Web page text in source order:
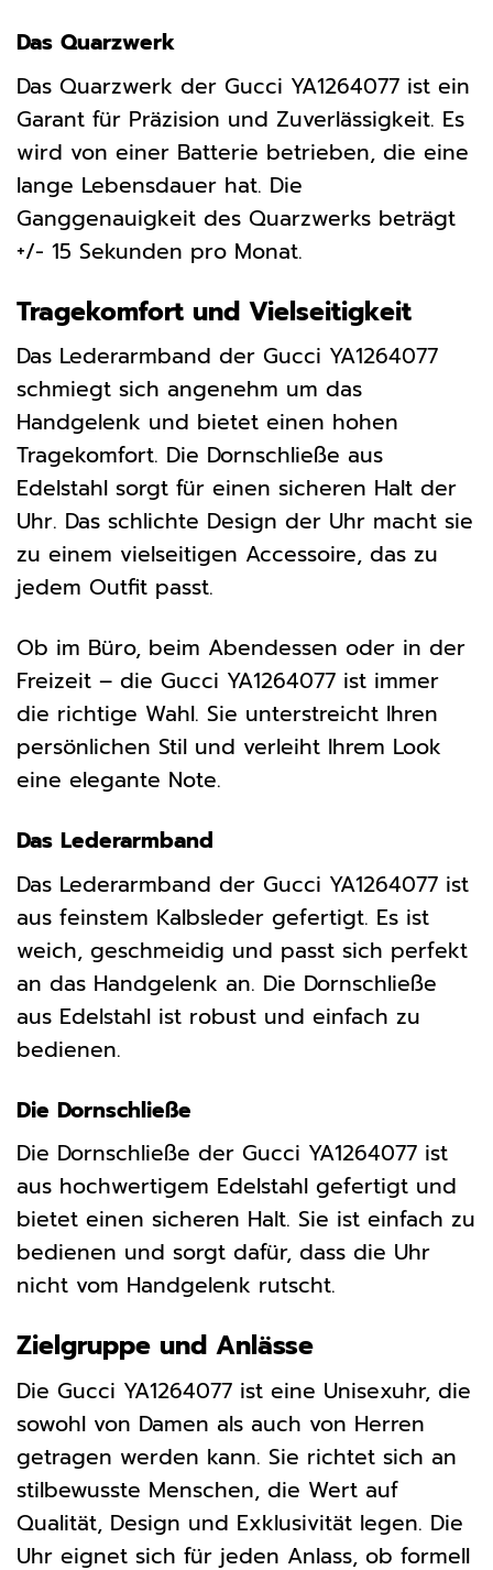
Das Quarzwerk
Das Quarzwerk der Gucci YA1264077 ist ein
Garant für Präzision und Zuverlässigkeit. Es
wird von einer Batterie betrieben, die eine
lange Lebensdauer hat. Die
Ganggenauigkeit des Quarzwerks beträgt
+/- 15 Sekunden pro Monat.
Tragekomfort und Vielseitigkeit
Das Lederarmband der Gucci YA1264077
schmiegt sich angenehm um das
Handgelenk und bietet einen hohen
Tragekomfort. Die Dornschließe aus
Edelstahl sorgt für einen sicheren Halt der
Uhr. Das schlichte Design der Uhr macht sie
zu einem vielseitigen Accessoire, das zu
jedem Outfit passt.
Ob im Büro, beim Abendessen oder in der
Freizeit – die Gucci YA1264077 ist immer
die richtige Wahl. Sie unterstreicht Ihren
persönlichen Stil und verleiht Ihrem Look
eine elegante Note.
Das Lederarmband
Das Lederarmband der Gucci YA1264077 ist
aus feinstem Kalbsleder gefertigt. Es ist
weich, geschmeidig und passt sich perfekt
an das Handgelenk an. Die Dornschließe
aus Edelstahl ist robust und einfach zu
bedienen.
Die Dornschließe
Die Dornschließe der Gucci YA1264077 ist
aus hochwertigem Edelstahl gefertigt und
bietet einen sicheren Halt. Sie ist einfach zu
bedienen und sorgt dafür, dass die Uhr
nicht vom Handgelenk rutscht.
Zielgruppe und Anlässe
Die Gucci YA1264077 ist eine Unisexuhr, die
sowohl von Damen als auch von Herren
getragen werden kann. Sie richtet sich an
stilbewusste Menschen, die Wert auf
Qualität, Design und Exklusivität legen. Die
Uhr eignet sich für jeden Anlass, ob formell